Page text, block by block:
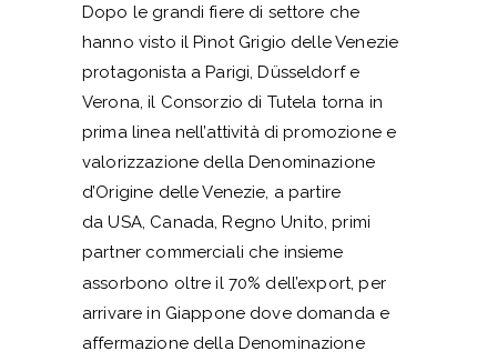
Dopo le grandi fiere di settore che
hanno visto il Pinot Grigio delle Venezie
protagonista a Parigi, Düsseldorf e
Verona, il Consorzio di Tutela torna in
prima linea nell’attività di promozione e
valorizzazione della Denominazione
d’Origine delle Venezie, a partire
da USA, Canada, Regno Unito, primi
partner commerciali che insieme
assorbono oltre il 70% dell’export, per
arrivare in Giappone dove domanda e
affermazione della Denominazione